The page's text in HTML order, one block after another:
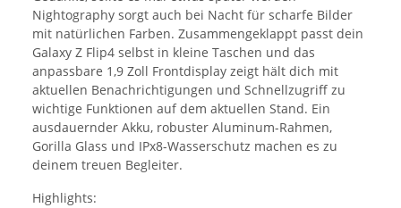
Nightography sorgt auch bei Nacht für scharfe Bilder
mit natürlichen Farben. Zusammengeklappt passt dein
Galaxy Z Flip4 selbst in kleine Taschen und das
anpassbare 1,9 Zoll Frontdisplay zeigt hält dich mit
aktuellen Benachrichtigungen und Schnellzugriff zu
wichtige Funktionen auf dem aktuellen Stand. Ein
ausdauernder Akku, robuster Aluminum-Rahmen,
Gorilla Glass und IPx8-Wasserschutz machen es zu
deinem treuen Begleiter.
Highlights: